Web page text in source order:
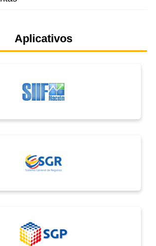
Aplicativos